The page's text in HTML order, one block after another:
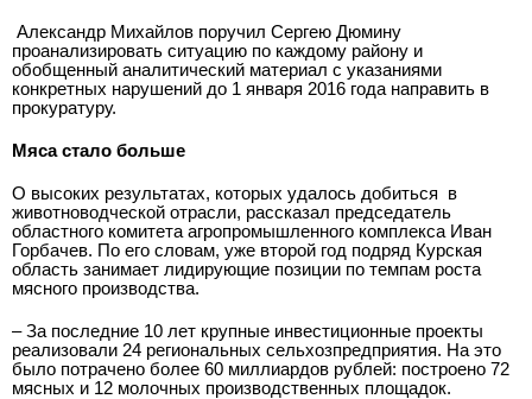
Александр Михайлов поручил Сергею Дюмину
проанализировать ситуацию по каждому району и
обобщенный аналитический материал с указаниями
конкретных нарушений до 1 января 2016 года направить в
прокуратуру.
Мяса стало больше
О высоких результатах, которых удалось добиться в
животноводческой отрасли, рассказал председатель
областного комитета агропромышленного комплекса Иван
Горбачев. По его словам, уже второй год подряд Курская
область занимает лидирующие позиции по темпам роста
мясного производства.
– За последние 10 лет крупные инвестиционные проекты
реализовали 24 региональных сельхозпредприятия. На это
было потрачено более 60 миллиардов рублей: построено 72
мясных и 12 молочных производственных площадок.